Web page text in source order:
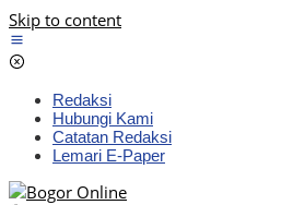
Skip to content
Redaksi
Hubungi Kami
Catatan Redaksi
Lemari E-Paper